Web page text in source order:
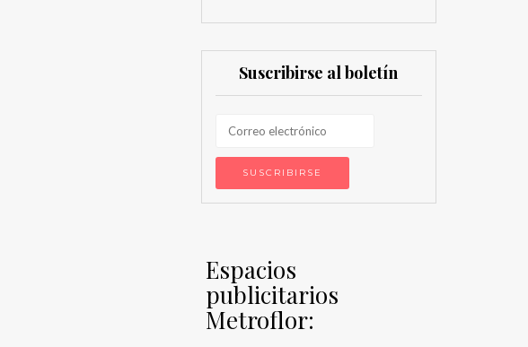
Suscribirse al boletín
Espacios
publicitarios
Metroflor: